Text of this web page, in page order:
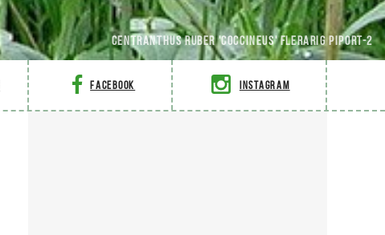
Centranthus ruber 'Coccineus' Flerarig piport-2
Facebook Instagram